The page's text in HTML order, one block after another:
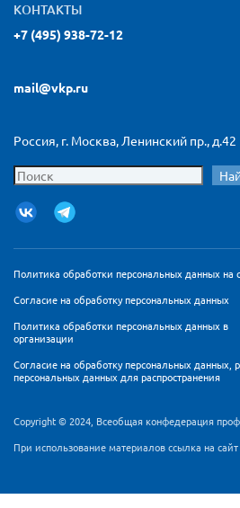
КОНТАКТЫ
+7 (495) 938-72-12
mail@vkp.ru
Россия, г. Москва, Ленинский пр., д.42
Политика обработки персональных данных на
Согласие на обработку персональных данных
Политика обработки персональных данных в
организации
Согласие на обработку персональных данных,
персональных данных для распространения
Copyright © 2024, Всеобщая конфедерация
При использование материалов ссылка на